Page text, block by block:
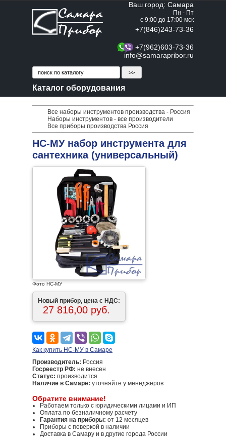
Ваш город: Самара
Пн - Пт
с 9:00 до 17:00 мск
+7(846)243-73-36
+7(962)603-73-36
info@samarapribor.ru
Каталог оборудования
Все наборы инструментов производства - Россия
Наборы инструментов - все производители
Все приборы производства Россия
НС-МУ набор инструмента для
сантехника (универсальный)
Фото НС-МУ
Новый прибор, цена с НДС:
27 816,00 руб.
Как купить НС-МУ в Самаре
Производитель: Россия
Госреестр РФ: не внесен
Статус: производится
Наличие в Самаре: уточняйте у менеджеров
Обратите внимание!
Работаем только с юридическими лицами и ИП
Оплата по безналичному расчету
Гарантия на приборы: от 12 месяцев
Приборы с поверкой в наличии
Доставка в Самару и в другие города России